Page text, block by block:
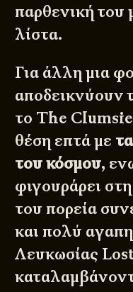
παρθενική του
λίστα.
Για άλλη μια
αποδεικνύουν
το The
θέση επτά με
του κόσμου,
φιγουράρει
του πορεία
και πολύ
Λευκωσίας